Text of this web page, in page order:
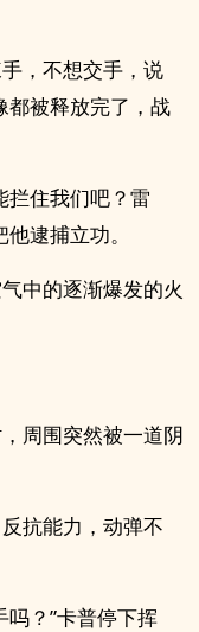
，不想交手，说
都被释放完了，战
拦住我们吧？雷
逮捕立功。
中的逐渐爆发的火
周围突然被一道阴
抗能力，动弹不
吗？”卡普停下挥